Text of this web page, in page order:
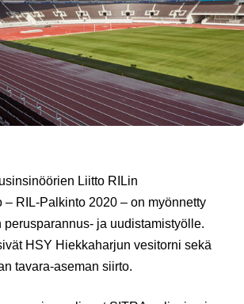
Liitto RILin
– RIL-Palkinto 2020 – on myönnetty
ja uudistamistyölle.
HSY Hiekkaharjun vesitorni sekä
tavara-aseman siirto.